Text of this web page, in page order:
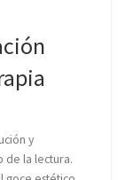
y
de la lectura.